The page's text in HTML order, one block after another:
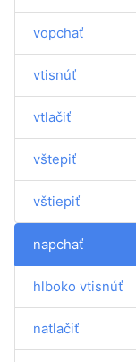
vopchať
vtisnúť
vtlačiť
vštepiť
vštiepiť
napchať
hlboko vtisnúť
natlačiť